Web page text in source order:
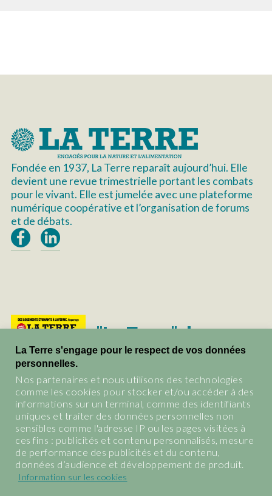
Fondée en 1937, La Terre reparaît aujourd’hui. Elle
devient une revue trimestrielle portant les combats
pour le vivant. Elle est jumelée avec une plateforme
numérique coopérative et l’organisation de forums
et de débats.
"La Terre", le
magazine du vivant.
anciens numéros de La Terre
BOUTIQUE
La Terre s'engage pour le respect de vos données
personnelles.
Nos partenaires et nous utilisons des technologies
comme les cookies pour stocker et/ou accéder à des
informations sur un terminal, comme des identifiants
uniques et traiter des données personnelles non
sensibles comme l'adresse IP ou les pages visitées à
ces fins : publicités et contenu personnalisés, mesure
de performance des publicités et du contenu,
données d’audience et développement de produit.
Information sur les cookies